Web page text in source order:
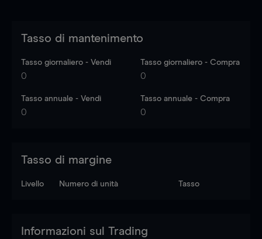
Tasso di mantenimento
Tasso giornaliero - Vendi
0
Tasso giornaliero - Compra
0
Tasso annuale - Vendi
0
Tasso annuale - Compra
0
Tasso di margine
Livello Numero di unità Tasso
Informazioni sul Trading